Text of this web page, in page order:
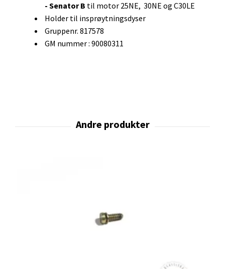
- Senator B til motor 25NE, 30NE og C30LE
Holder til insprøytningsdyser
Gruppenr. 817578
GM nummer : 90080311